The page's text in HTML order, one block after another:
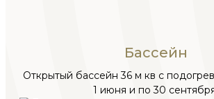
Бассейн
Открытый бассейн 36 м кв с
1 июня и по 30